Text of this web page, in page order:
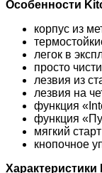
Особенности
корпус из
легок в
просто
лезвия из
лезвия на
функция
функция
мягкий
кнопочное